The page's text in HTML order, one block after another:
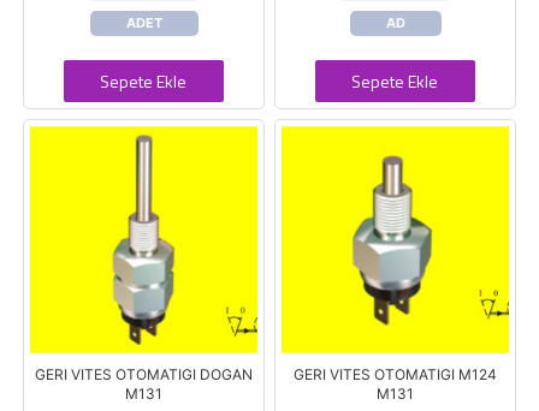
ADET
Sepete Ekle
AD
Sepete Ekle
GERI VITES OTOMATIGI DOGAN
M131
GERI VITES OTOMATIGI M124
M131